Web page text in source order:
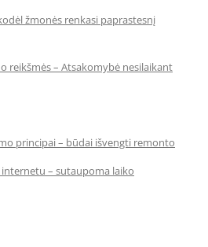
žmonės renkasi paprastesnį
reikšmės – Atsakomybė nesilaikant
principai – būdai išvengti remonto
– sutaupoma laiko